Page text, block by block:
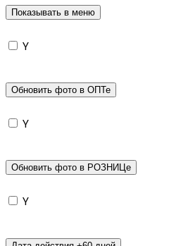
Показывать в меню
Y
Обновить фото в ОПТе
Y
Обновить фото в РОЗНИЦе
Y